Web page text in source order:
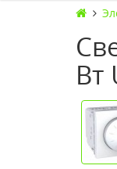
Вт